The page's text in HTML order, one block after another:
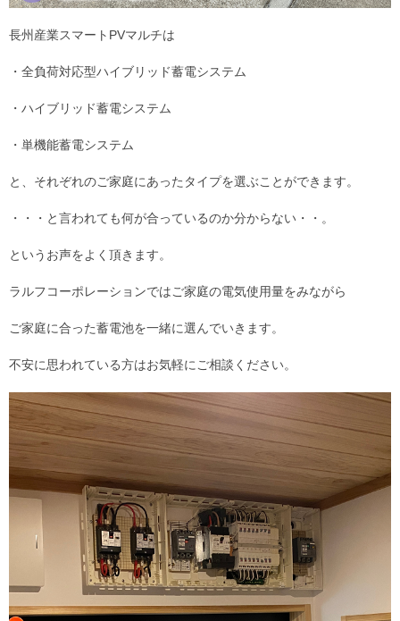
長州産業スマートPVマルチは
・全負荷対応型ハイブリッド蓄電システム
・ハイブリッド蓄電システム
・単機能蓄電システム
と、それぞれのご家庭にあったタイプを選ぶことができます。
・・・と言われても何が合っているのか分からない・・。
というお声をよく頂きます。
ラルフコーポレーションではご家庭の電気使用量をみながら
ご家庭に合った蓄電池を一緒に選んでいきます。
不安に思われている方はお気軽にご相談ください。